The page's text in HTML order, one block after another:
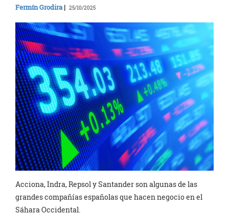
Fermín Grodira | 25/10/2025
Acciona, Indra, Repsol y Santander son algunas de las
grandes compañías españolas que hacen negocio en el
Sáhara Occidental.